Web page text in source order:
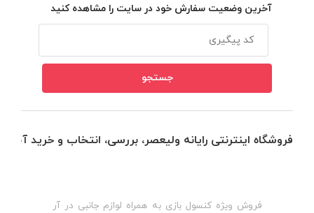
آخرین وضعیت سفارش خود در سایت را مشاهده کنید
فروشگاه اینترنتی رایانه ولیعصر، بررسی، انتخاب و خرید
فروش ویژه کنسول بازی به همراه لوازم جانبی در آر